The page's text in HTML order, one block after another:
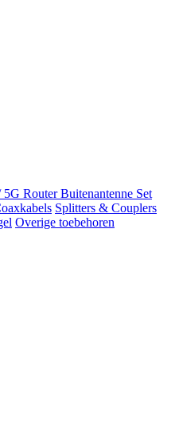
5G Router Buitenantenne Set
Splitters & Couplers
Overige toebehoren